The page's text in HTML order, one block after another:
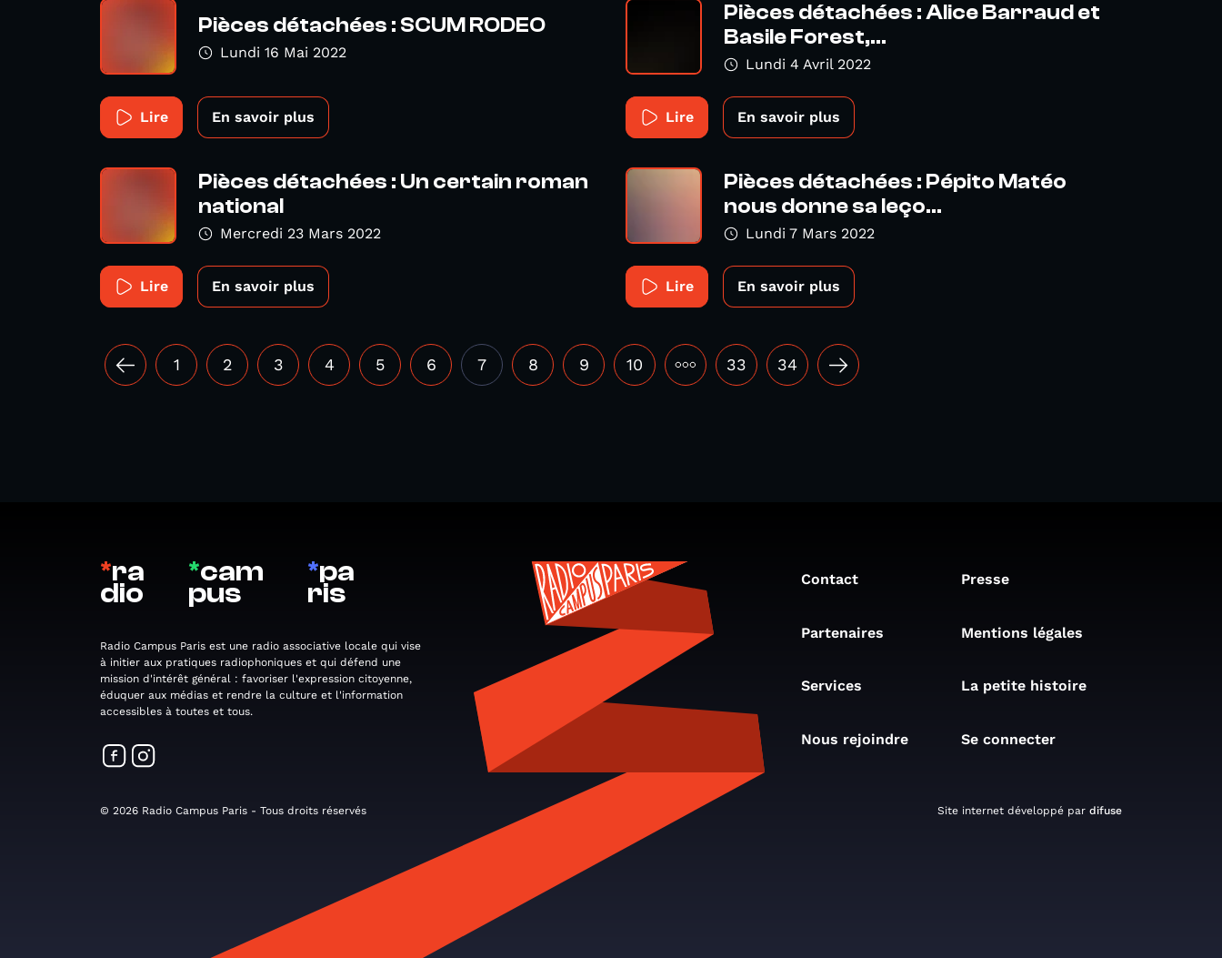
Pièces détachées : SCUM RODEO
Lundi 16 Mai 2022
Lire En savoir plus
Pièces détachées : Alice Barraud et
Basile Forest,...
Lundi 4 Avril 2022
Lire En savoir plus
Pièces détachées : Un certain roman
national
Mercredi 23 Mars 2022
Lire En savoir plus
Pièces détachées : Pépito Matéo
nous donne sa leço...
Lundi 7 Mars 2022
Lire En savoir plus
1 2 3 4 5 6 7 8 9 10 ••• 33 34
*ra
dio
*cam
pus
*pa
ris
Radio Campus Paris est une radio associative locale qui vise
à initier aux pratiques radiophoniques et qui défend une
mission d'intérêt général : favoriser l'expression citoyenne,
éduquer aux médias et rendre la culture et l'information
accessibles à toutes et tous.
Contact Presse
Partenaires Mentions légales
Services La petite histoire
Nous rejoindre Se connecter
© 2026 Radio Campus Paris - Tous droits réservés Site internet développé par difuse